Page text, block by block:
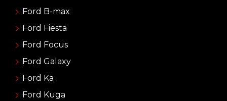
Ford B-max
Ford Fiesta
Ford Focus
Ford Galaxy
Ford Ka
Ford Kuga